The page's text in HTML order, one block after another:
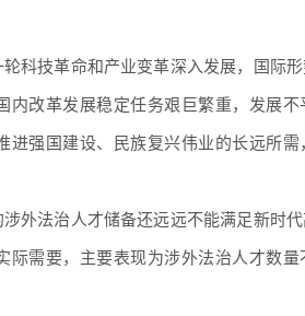
科技革命和产业变革深入发展，国际
内改革发展稳定任务艰巨繁重，发展
进强国建设、民族复兴伟业的长远所
外法治人才储备还远远不能满足新时
需要，主要表现为涉外法治人才数